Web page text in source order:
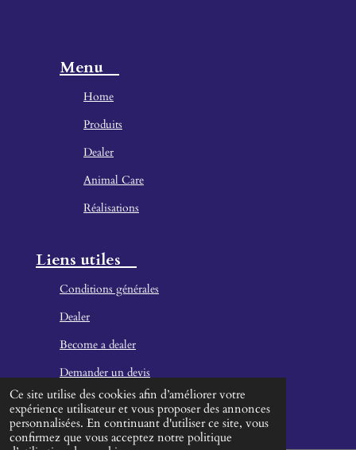
Ce site utilise des cookies afin d’améliorer votre
expérience utilisateur et vous proposer des annonces
personnalisées. En continuant d'utiliser ce site, vous
confirmez que vous acceptez notre politique
Menu
Home
Produits
Dealer
Animal Care
Réalisations
Liens utiles
Conditions générales
Dealer
Become a dealer
Demander un devis
Contact